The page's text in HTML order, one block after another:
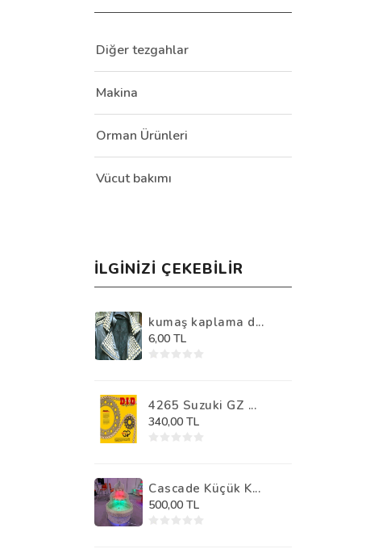
Diğer tezgahlar
Makina
Orman Ürünleri
Vücut bakımı
İLGINIZI ÇEKEBILIR
kumaş kaplama d...
6,00 TL
4265 Suzuki GZ ...
340,00 TL
Cascade Küçük K...
500,00 TL